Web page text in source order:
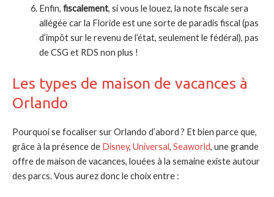
Enfin, fiscalement, si vous le louez, la note fiscale sera
allégée car la Floride est une sorte de paradis fiscal (pas
d’impôt sur le revenu de l’état, seulement le fédéral), pas
de CSG et RDS non plus !
Les types de maison de vacances à
Orlando
Pourquoi se focaliser sur Orlando d’abord ? Et bien parce que,
grâce à la présence de Disney, Universal, Seaworld, une grande
offre de maison de vacances, louées à la semaine existe autour
des parcs. Vous aurez donc le choix entre :